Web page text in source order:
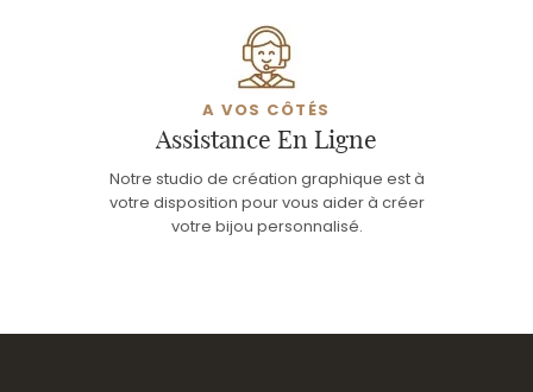
A VOS CÔTÉS
Assistance En Ligne
Notre studio de création graphique est à
votre disposition pour vous aider à créer
votre bijou personnalisé.